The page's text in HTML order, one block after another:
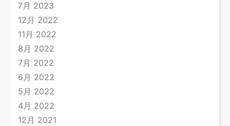
7月 2023
12月 2022
11月 2022
8月 2022
7月 2022
6月 2022
5月 2022
4月 2022
12月 2021